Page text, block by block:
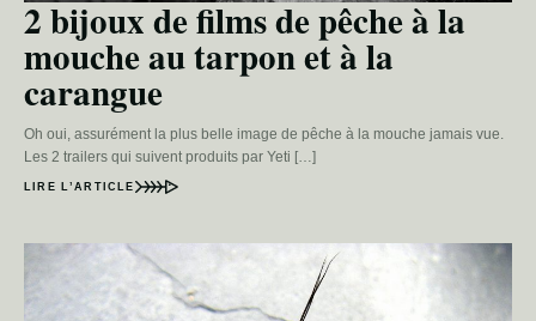
2 bijoux de films de pêche à la
mouche au tarpon et à la
carangue
Oh oui, assurément la plus belle image de pêche à la mouche jamais vue.
Les 2 trailers qui suivent produits par Yeti […]
LIRE L’ARTICLE